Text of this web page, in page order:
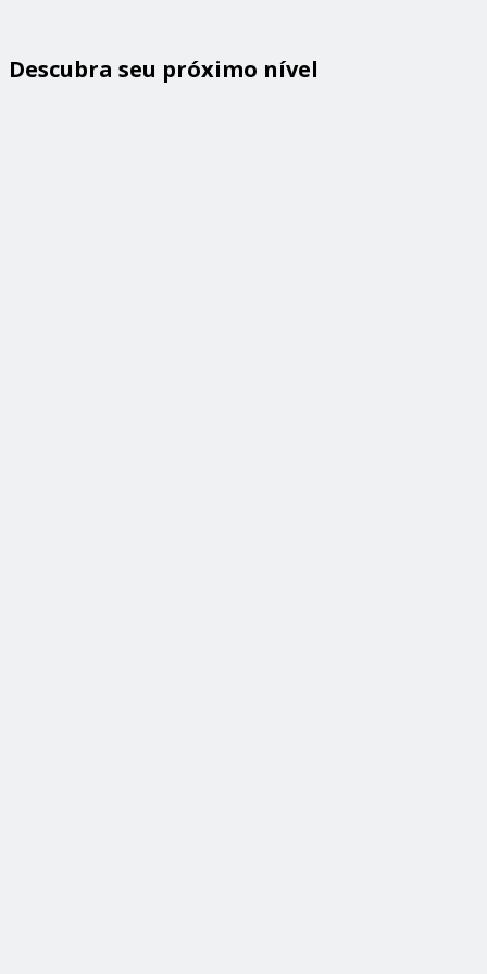
Descubra seu próximo nível